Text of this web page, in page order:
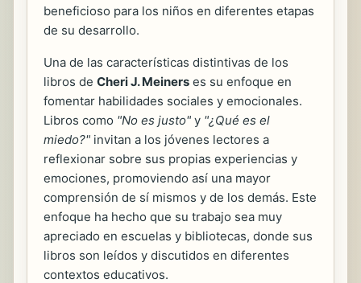
beneficioso para los niños en diferentes etapas
de su desarrollo.
Una de las características distintivas de los
libros de Cheri J. Meiners es su enfoque en
fomentar habilidades sociales y emocionales.
Libros como "No es justo" y "¿Qué es el
miedo?" invitan a los jóvenes lectores a
reflexionar sobre sus propias experiencias y
emociones, promoviendo así una mayor
comprensión de sí mismos y de los demás. Este
enfoque ha hecho que su trabajo sea muy
apreciado en escuelas y bibliotecas, donde sus
libros son leídos y discutidos en diferentes
contextos educativos.